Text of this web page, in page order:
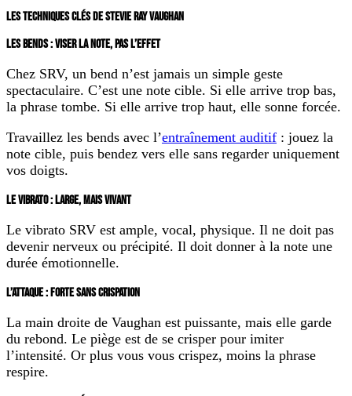
LES TECHNIQUES CLÉS DE STEVIE RAY VAUGHAN
LES BENDS : VISER LA NOTE, PAS L’EFFET
Chez SRV, un bend n’est jamais un simple geste
spectaculaire. C’est une note cible. Si elle arrive trop bas,
la phrase tombe. Si elle arrive trop haut, elle sonne forcée.
Travaillez les bends avec l’entraînement auditif : jouez la
note cible, puis bendez vers elle sans regarder uniquement
vos doigts.
LE VIBRATO : LARGE, MAIS VIVANT
Le vibrato SRV est ample, vocal, physique. Il ne doit pas
devenir nerveux ou précipité. Il doit donner à la note une
durée émotionnelle.
L’ATTAQUE : FORTE SANS CRISPATION
La main droite de Vaughan est puissante, mais elle garde
du rebond. Le piège est de se crisper pour imiter
l’intensité. Or plus vous vous crispez, moins la phrase
respire.